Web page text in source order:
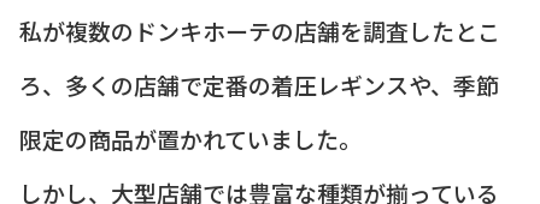
私が複数のドンキホーテの店舗を調査したとこ
ろ、多くの店舗で定番の着圧レギンスや、季節
限定の商品が置かれていました。
しかし、大型店舗では豊富な種類が揃っている